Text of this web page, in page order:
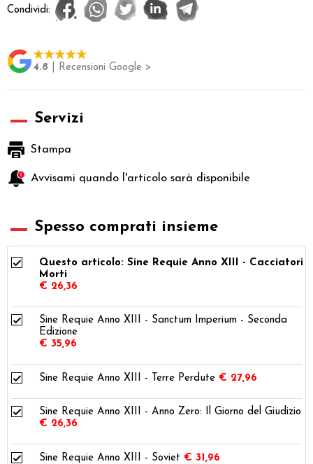
Condividi:
4.8 | Recensioni Google >
Servizi
Stampa
Avvisami quando l'articolo sarà disponibile
Spesso comprati insieme
Questo articolo: Sine Requie Anno XIII - Cacciatori
Morti
€ 26,36
Sine Requie Anno XIII - Sanctum Imperium - Seconda
Edizione
€ 35,96
Sine Requie Anno XIII - Terre Perdute € 27,96
Sine Requie Anno XIII - Anno Zero: Il Giorno del Giudizio
€ 26,36
Sine Requie Anno XIII - Soviet € 31,96